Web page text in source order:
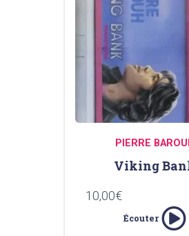
PIERRE
Viking
10,00€
Écouter